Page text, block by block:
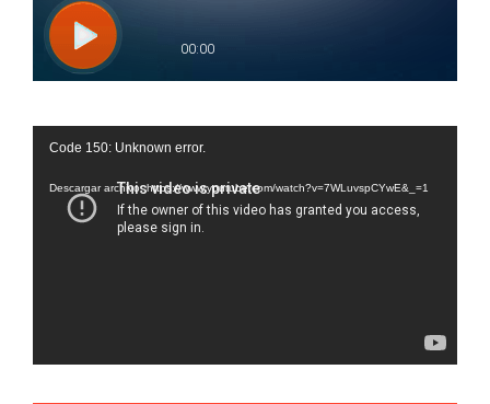
Reproductor
vídeo
Code 150: Unknown error.
Descargar archivo: https://www.youtube.com/watch?v=7WLuvspCYwE&_=1